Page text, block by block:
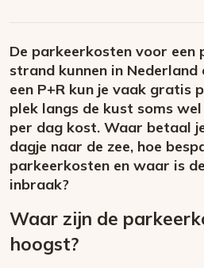
De parkeerkosten voor een
strand kunnen in Nederland
een P+R kun je vaak gratis
plek langs de kust soms
per dag kost. Waar betaal
dagje naar de zee, hoe
parkeerkosten en waar is
inbraak?
Waar zijn de
hoogst?